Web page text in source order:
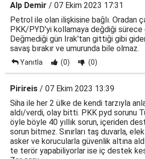
Alp Demir / 07 Ekim 2023 17:31
Petrol ile olan ilişkisine bağlı. Oradan
PKK/PYD'yi kollamaya değdiği sürece
Değmediği gün Irak'tan gittiği gibi
savaş bırakır ve umurunda bile olmaz.
Yanıtla (0) (0)
Pirireis / 07 Ekim 2023 13:39
Siha ile her 2 ülke de kendi tarzıyla
aldı/verdi, olay bitti. PKK pyd sorunu
öyle böyle 40 yıllık sorun, içeriden
sorun bitmez. Sınırları taş duvarla,
asker ve korucularla güvenlik altına
te terör yapabiliyorlar ise iç destek